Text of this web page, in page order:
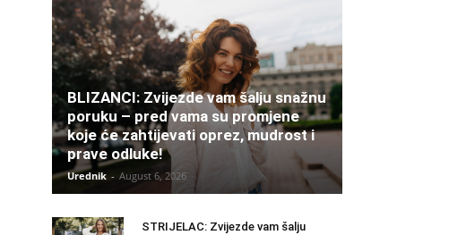
BLIZANCI: Zvijezde vam šalju snažnu
poruku – pred vama su promjene
koje će zahtijevati oprez, mudrost i
prave odluke!
Urednik - August 6, 2026
STRIJELAC: Zvijezde vam šalju